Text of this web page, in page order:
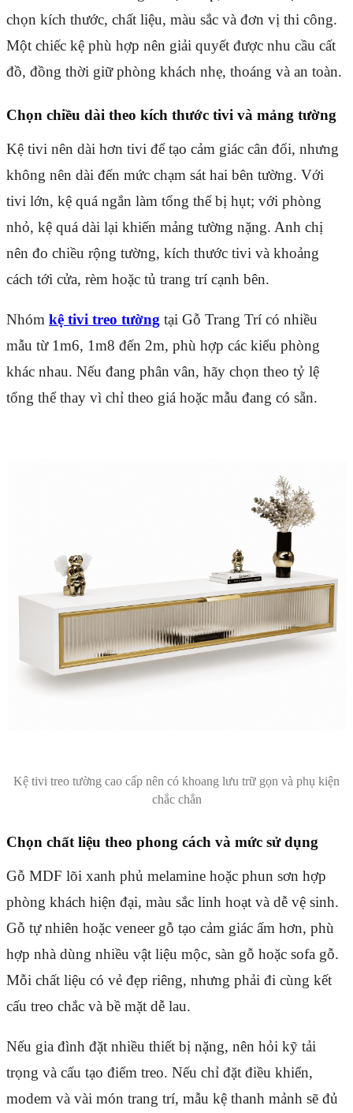
chọn kích thước, chất liệu, màu sắc và đơn vị thi công.
Một chiếc kệ phù hợp nên giải quyết được nhu cầu cất
đồ, đồng thời giữ phòng khách nhẹ, thoáng và an toàn.
Chọn chiều dài theo kích thước tivi và mảng tường
Kệ tivi nên dài hơn tivi để tạo cảm giác cân đối, nhưng
không nên dài đến mức chạm sát hai bên tường. Với
tivi lớn, kệ quá ngắn làm tổng thể bị hụt; với phòng
nhỏ, kệ quá dài lại khiến mảng tường nặng. Anh chị
nên đo chiều rộng tường, kích thước tivi và khoảng
cách tới cửa, rèm hoặc tủ trang trí cạnh bên.
Nhóm kệ tivi treo tường tại Gỗ Trang Trí có nhiều
mẫu từ 1m6, 1m8 đến 2m, phù hợp các kiểu phòng
khác nhau. Nếu đang phân vân, hãy chọn theo tỷ lệ
tổng thể thay vì chỉ theo giá hoặc mẫu đang có sẵn.
Kệ tivi treo tường cao cấp nên có khoang lưu trữ gọn và phụ kiện
chắc chắn
Chọn chất liệu theo phong cách và mức sử dụng
Gỗ MDF lõi xanh phủ melamine hoặc phun sơn hợp
phòng khách hiện đại, màu sắc linh hoạt và dễ vệ sinh.
Gỗ tự nhiên hoặc veneer gỗ tạo cảm giác ấm hơn, phù
hợp nhà dùng nhiều vật liệu mộc, sàn gỗ hoặc sofa gỗ.
Mỗi chất liệu có vẻ đẹp riêng, nhưng phải đi cùng kết
cấu treo chắc và bề mặt dễ lau.
Nếu gia đình đặt nhiều thiết bị nặng, nên hỏi kỹ tải
trọng và cấu tạo điểm treo. Nếu chỉ đặt điều khiển,
modem và vài món trang trí, mẫu kệ thanh mảnh sẽ đủ